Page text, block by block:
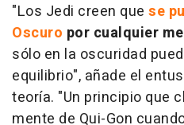
"Los Jedi creen que se
Oscuro por cualquier
sólo en la oscuridad
equilibrio", añade el
teoría. "Un principio que
mente de Qui-Gon